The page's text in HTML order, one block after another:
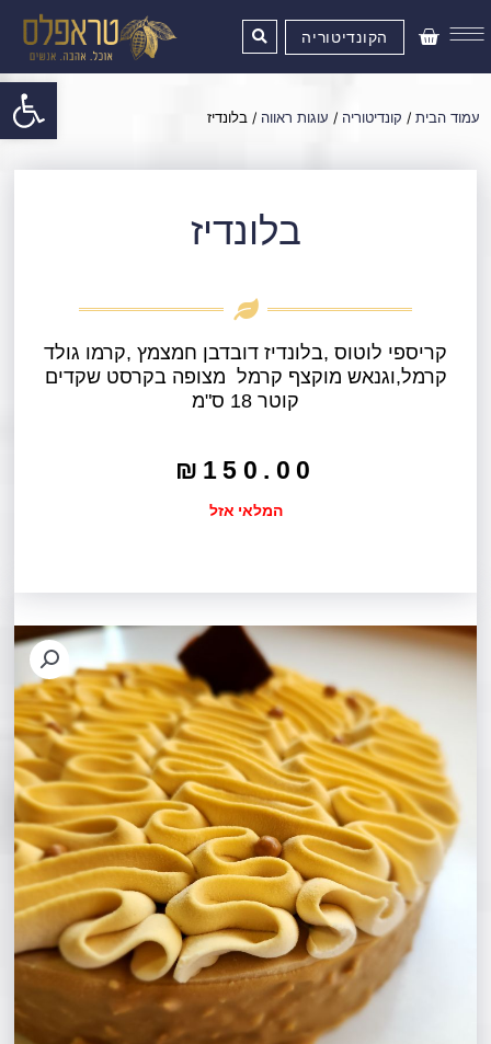
פתח
לתוכן
עגלת
קניות
הקונדיטוריה
עמוד הבית / קונדיטוריה / עוגות ראווה / בלונדיז
בלונדיז
קריספי לוטוס ,בלונדיז דובדבן חמצמץ ,קרמו גולד
קרמל,וגנאש מוקצף קרמל מצופה בקרסט שקדים
קוטר 18 ס"מ
₪ 150.00
המלאי אזל